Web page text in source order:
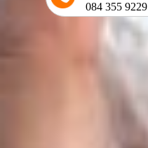
084 355 9229